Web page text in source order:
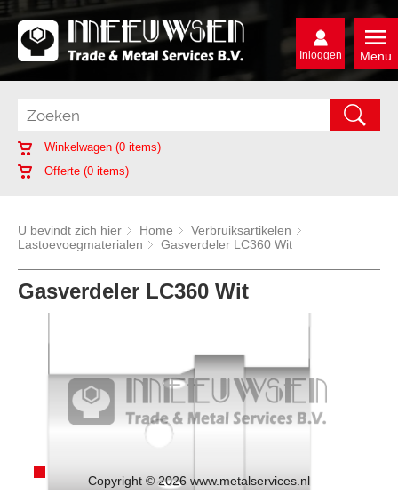
Menu
Inloggen
Winkelwagen (0 items)
Offerte (0 items)
U bevindt zich hier Home
Verbruiksartikelen
Lastoevoegmaterialen
Gasverdeler LC360 Wit
Gasverdeler LC360 Wit
Copyright © 2026 www.metalservices.nl